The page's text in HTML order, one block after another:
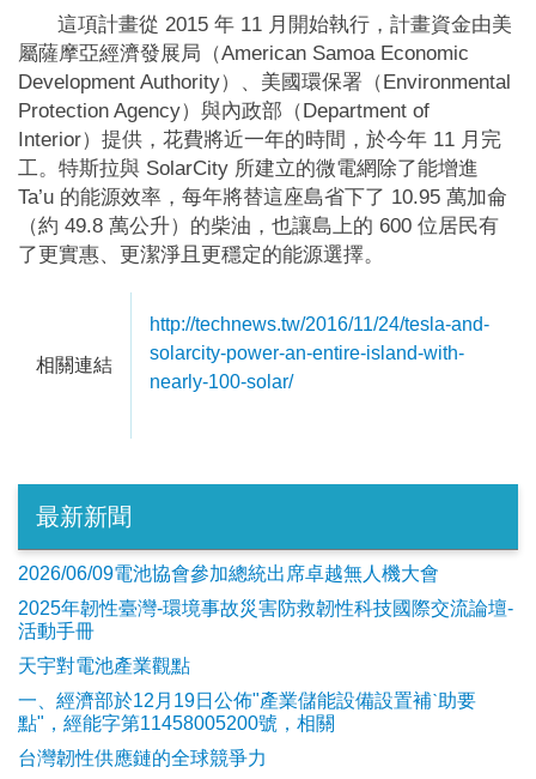
這項計畫從 2015 年 11 月開始執行，計畫資金由美
屬薩摩亞經濟發展局（American Samoa Economic
Development Authority）、美國環保署（Environmental
Protection Agency）與內政部（Department of
Interior）提供，花費將近一年的時間，於今年 11 月完
工。特斯拉與 SolarCity 所建立的微電網除了能增進
Ta’u 的能源效率，每年將替這座島省下了 10.95 萬加侖
（約 49.8 萬公升）的柴油，也讓島上的 600 位居民有
了更實惠、更潔淨且更穩定的能源選擇。
相關連結
http://technews.tw/2016/11/24/tesla-and-
solarcity-power-an-entire-island-with-
nearly-100-solar/
最新新聞
2026/06/09電池協會參加總統出席卓越無人機大會
2025年韌性臺灣-環境事故災害防救韌性科技國際交流論壇-
活動手冊
天宇對電池產業觀點
​一、經濟部於12月19日公佈"產業儲能設備設置補ˋ助要
點"，經能字第11458005200號，相關
台灣韌性供應鏈的全球競爭力